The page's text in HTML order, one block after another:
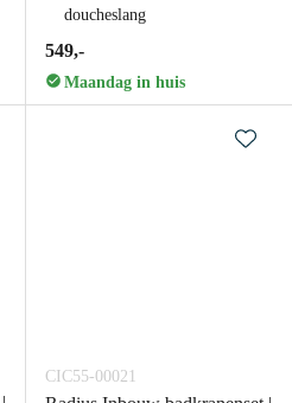
doucheslang
549,-
Maandag in huis
CIC55-00021